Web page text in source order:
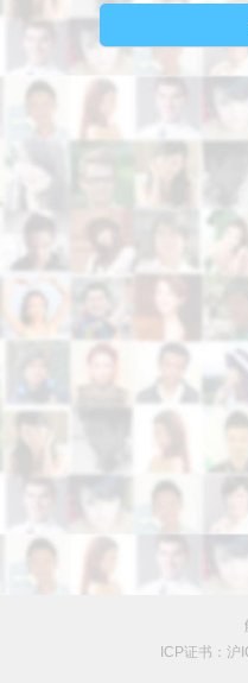
ICP证书：